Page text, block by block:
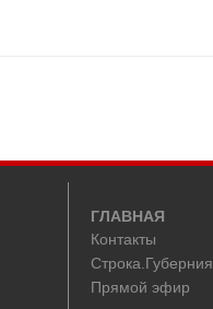
ГЛАВНАЯ
Контакты
Строка.Губерния
Прямой эфир